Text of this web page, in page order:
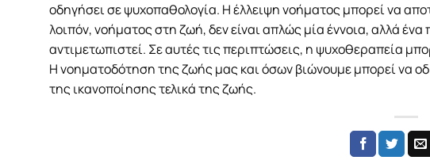
οδηγήσει σε ψυχοπαθολογία. Η έλλειψη νοήματος μπορεί να
λοιπόν, νοήματος στη ζωή, δεν είναι απλώς μία έννοια, αλλά ένα
αντιμετωπιστεί. Σε αυτές τις περιπτώσεις, η ψυχοθεραπεία
Η νοηματοδότηση της ζωής μας και όσων βιώνουμε μπορεί να
της ικανοποίησης τελικά της ζωής.